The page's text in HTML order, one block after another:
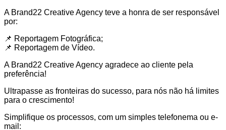
A Brand22 Creative Agency teve a honra de ser responsável
por:
📌 Reportagem Fotográfica;
📌 Reportagem de Vídeo.
A Brand22 Creative Agency agradece ao cliente pela
preferência!
Ultrapasse as fronteiras do sucesso, para nós não há limites
para o crescimento!
Simplifique os processos, com um simples telefonema ou e-
mail: